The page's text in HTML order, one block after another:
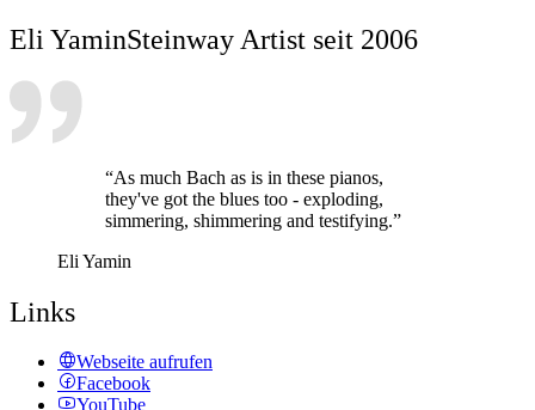
Eli YaminSteinway Artist seit 2006
“As much Bach as is in these pianos,
they've got the blues too - exploding,
simmering, shimmering and testifying.”
Eli Yamin
Links
Webseite aufrufen
Facebook
YouTube